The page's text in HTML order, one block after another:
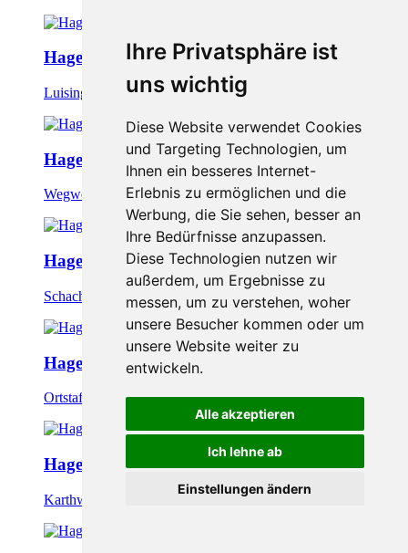
Ihre Privatsphäre ist
uns wichtig
Diese Website verwendet Cookies
und Targeting Technologien, um
Ihnen ein besseres Internet-
Erlebnis zu ermöglichen und die
Werbung, die Sie sehen, besser an
Ihre Bedürfnisse anzupassen.
Diese Technologien nutzen wir
außerdem, um Ergebnisse zu
messen, um zu verstehen, woher
unsere Besucher kommen oder um
unsere Website weiter zu
entwickeln.
Alle akzeptieren
Ich lehne ab
Einstellungen ändern
Hagensdorf - Schachblumen-Runde
Luising.
Hagensdorf - Schachblumen-Runde
Wegweiser 5,8 km.
Hagensdorf - Schachblumen-Runde
Schachblumenweg in Luising.
Hagensdorf - Schachblumen-Runde
Ortstafel in Luising.
Hagensdorf - Schachblumen-Runde
Karthwald Richtung Hagensdorf.